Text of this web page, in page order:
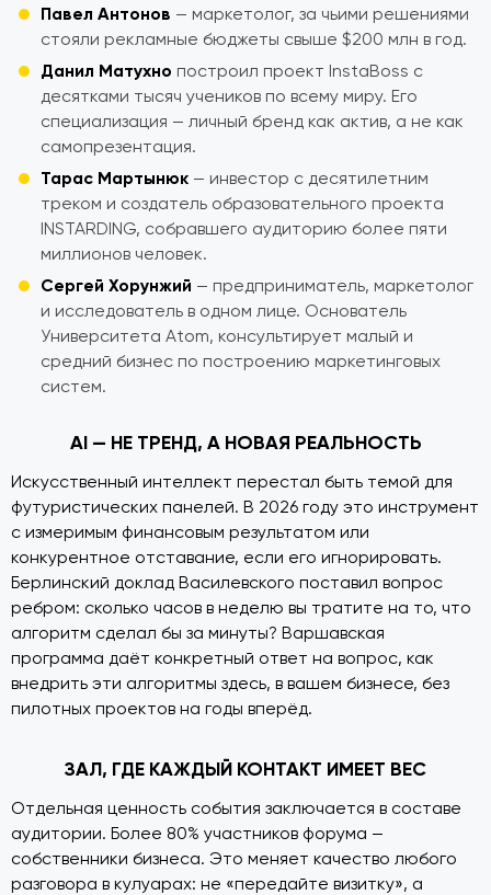
Павел Антонов — маркетолог, за чьими решениями
стояли рекламные бюджеты свыше $200 млн в год.
Данил Матухно построил проект InstaBoss с
десятками тысяч учеников по всему миру. Его
специализация — личный бренд как актив, а не как
самопрезентация.
Тарас Мартынюк — инвестор с десятилетним
треком и создатель образовательного проекта
INSTARDING, собравшего аудиторию более пяти
миллионов человек.
Сергей Хорунжий — предприниматель, маркетолог
и исследователь в одном лице. Основатель
Университета Atom, консультирует малый и
средний бизнес по построению маркетинговых
систем.
AI — НЕ ТРЕНД, А НОВАЯ РЕАЛЬНОСТЬ
Искусственный интеллект перестал быть темой для
футуристических панелей. В 2026 году это инструмент
с измеримым финансовым результатом или
конкурентное отставание, если его игнорировать.
Берлинский доклад Василевского поставил вопрос
ребром: сколько часов в неделю вы тратите на то, что
алгоритм сделал бы за минуты? Варшавская
программа даёт конкретный ответ на вопрос, как
внедрить эти алгоритмы здесь, в вашем бизнесе, без
пилотных проектов на годы вперёд.
ЗАЛ, ГДЕ КАЖДЫЙ КОНТАКТ ИМЕЕТ ВЕС
Отдельная ценность события заключается в составе
аудитории. Более 80% участников форума —
собственники бизнеса. Это меняет качество любого
разговора в кулуарах: не «передайте визитку», а